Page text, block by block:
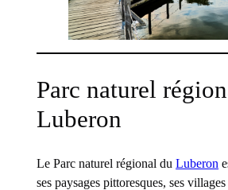
Parc naturel
Luberon
Le Parc naturel régional duLuberon
ses paysages pittoresques, ses